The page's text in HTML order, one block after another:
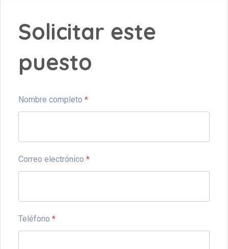
Solicitar este
puesto
Nombre completo *
Correo electrónico *
Teléfono *